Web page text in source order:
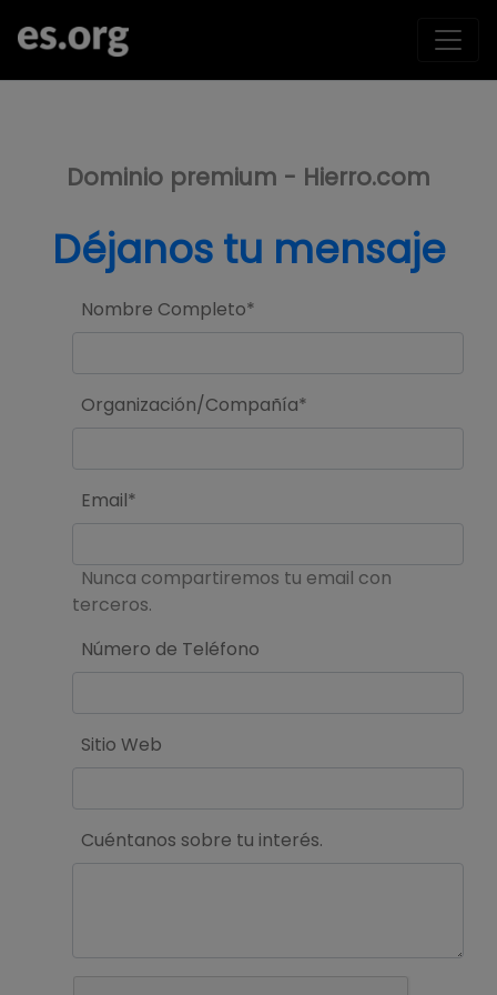
Dominio premium - Hierro.com
Déjanos tu mensaje
Nombre Completo*
Organización/Compañía*
Email*
Nunca compartiremos tu email con
terceros.
Número de Teléfono
Sitio Web
Cuéntanos sobre tu interés.